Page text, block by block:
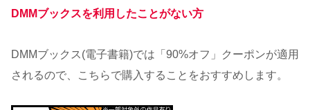
DMMブックスを利用したことがない方
DMMブックス(電子書籍)では「90%オフ」クーポンが適用
されるので、こちらで購入することをおすすめします。